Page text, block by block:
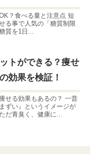
？食べる量と注意点 短
る事で人気の「糖質制限
質を1日...
トができる？痩せ
効果を検証！
せる効果もあるの？ 一昔
ずい』というイメージが
だ青臭く、健康に...